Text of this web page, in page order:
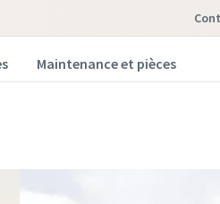
Maintenance et pièces